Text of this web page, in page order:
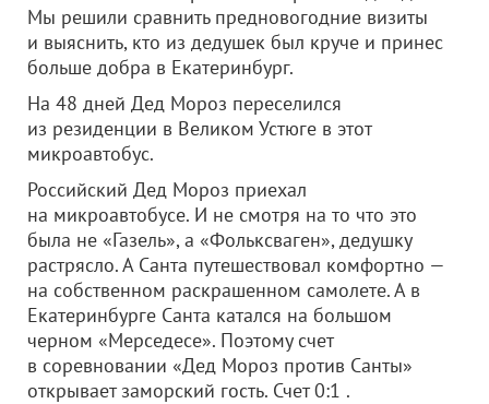
Мы решили сравнить предновогодние визиты
и выяснить, кто из дедушек был круче и принес
больше добра в Екатеринбург.
На 48 дней Дед Мороз переселился
из резиденции в Великом Устюге в этот
микроавтобус.
Российский Дед Мороз приехал
на микроавтобусе. И не смотря на то что это
была не «Газель», а «Фольксваген», дедушку
растрясло. А Санта путешествовал комфортно —
на собственном раскрашенном самолете. А в
Екатеринбурге Санта катался на большом
черном «Мерседесе». Поэтому счет
в соревновании «Дед Мороз против Санты»
открывает заморский гость. Счет 0:1 .